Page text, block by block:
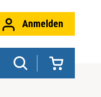
Anmelden